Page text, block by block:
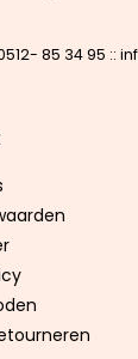
85 34 95 ::